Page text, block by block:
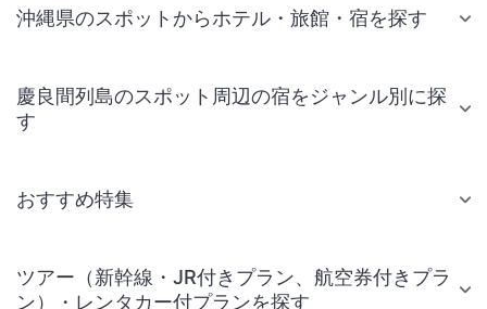
沖縄県のスポットからホテル・旅館・宿を探す
慶良間列島のスポット周辺の宿をジャンル別に探
す
おすすめ特集
ツアー（新幹線・JR付きプラン、航空券付きプラ
ン）・レンタカー付プランを探す